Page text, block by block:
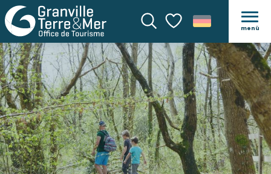
SucheVoir les favoris
menü